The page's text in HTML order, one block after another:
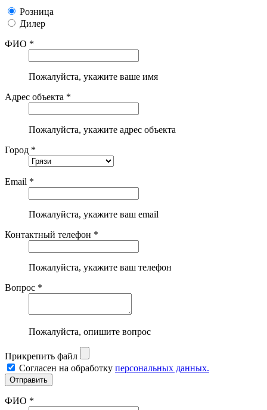
Розница
Дилер
ФИО *
Пожалуйста, укажите ваше имя
Адрес объекта *
Пожалуйста, укажите адрес объекта
Город *
Email *
Пожалуйста, укажите ваш email
Контактный телефон *
Пожалуйста, укажите ваш телефон
Вопрос *
Пожалуйста, опишите вопрос
Прикрепить файл
Согласен на обработку персональных данных.
ФИО *